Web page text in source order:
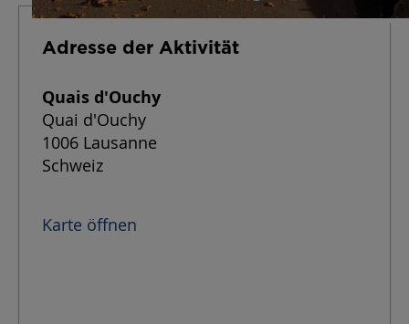
Adresse der Aktivität
Quais d'Ouchy
Quai d'Ouchy
1006 Lausanne
Schweiz
Karte öffnen